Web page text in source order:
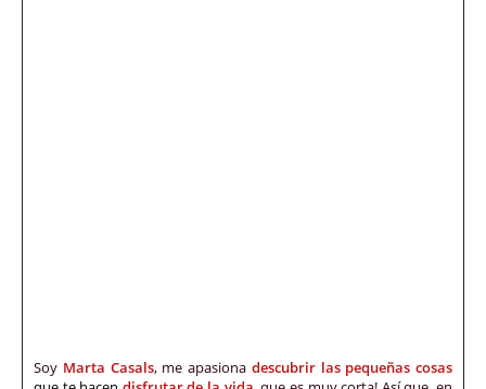
Soy Marta Casals, me apasiona descubrir las pequeñas cosas